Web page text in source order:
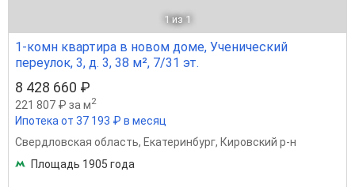
1 из 1
1-комн квартира в новом доме, Ученический
переулок, 3, д. 3, 38 м², 7/31 эт.
8 428 660 ₽
221 807 ₽ за м2
Ипотека от 37 193 ₽ в месяц
Свердловская область, Екатеринбург, Кировский р-н
Площадь 1905 года